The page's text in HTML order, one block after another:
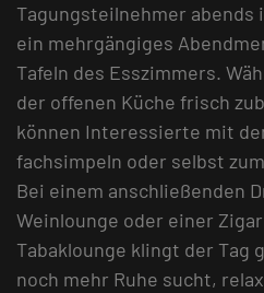
Tagungsteilnehmer abends
ein mehrgängiges
Tafeln des Esszimmers.
der offenen Küche frisch
können Interessierte mit
fachsimpeln oder selbst
Bei einem anschließenden
Weinlounge oder einer
Tabaklounge klingt der Tag
noch mehr Ruhe sucht,